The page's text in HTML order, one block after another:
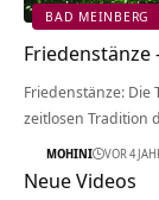
BAD MEINBERG
Friedenstänze
Friedenstänze: Die
zeitlosen Tradition
MOHINI VOR 4
Neue Videos